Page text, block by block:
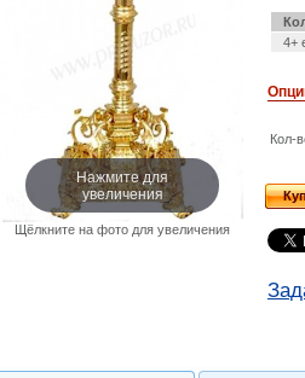
Нажмите для
увеличения
Щёлкните на фото для увеличения
4+
Кол-